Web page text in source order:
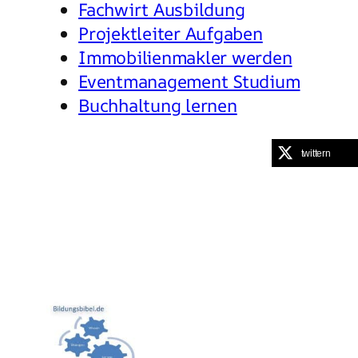
Fachwirt Ausbildung
Projektleiter Aufgaben
Immobilienmakler werden
Eventmanagement Studium
Buchhaltung lernen
twittern